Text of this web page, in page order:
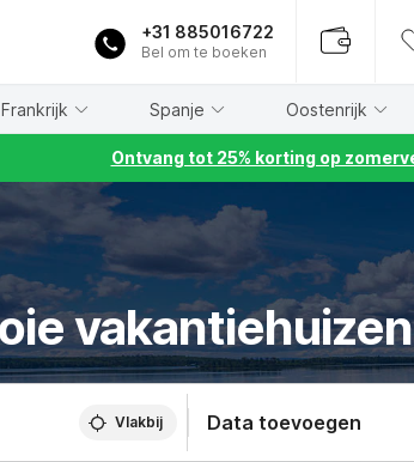
+31 885016722
Bel om te boeken
Frankrijk Spanje Oostenrijk
Ontvang tot 25% korting op
Vlakbij Data toevoegen